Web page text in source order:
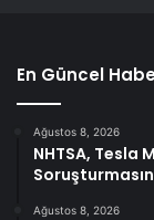
En Güncel
Ağustos 8, 2026
NHTSA, Tesla
Ağustos 8, 2026